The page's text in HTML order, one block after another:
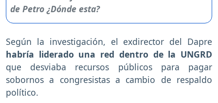
Según la investigación, el exdirector del Dapre
habría liderado una red dentro de la UNGRD
que desviaba recursos públicos para pagar
sobornos a congresistas a cambio de respaldo
político.